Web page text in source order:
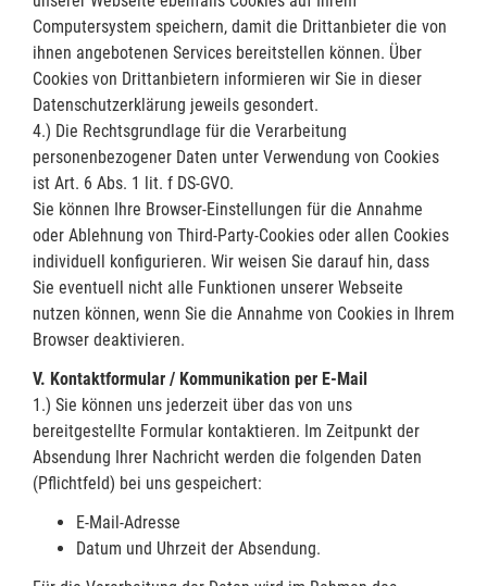
Computersystem speichern, damit die Drittanbieter die von
ihnen angebotenen Services bereitstellen können. Über
Cookies von Drittanbietern informieren wir Sie in dieser
Datenschutzerklärung jeweils gesondert.
4.) Die Rechtsgrundlage für die Verarbeitung
personenbezogener Daten unter Verwendung von Cookies
ist Art. 6 Abs. 1 lit. f DS-GVO.
Sie können Ihre Browser-Einstellungen für die Annahme
oder Ablehnung von Third-Party-Cookies oder allen Cookies
individuell konfigurieren. Wir weisen Sie darauf hin, dass
Sie eventuell nicht alle Funktionen unserer Webseite
nutzen können, wenn Sie die Annahme von Cookies in Ihrem
Browser deaktivieren.
V. Kontaktformular / Kommunikation per E-Mail
1.) Sie können uns jederzeit über das von uns
bereitgestellte Formular kontaktieren. Im Zeitpunkt der
Absendung Ihrer Nachricht werden die folgenden Daten
(Pflichtfeld) bei uns gespeichert:
E-Mail-Adresse
Datum und Uhrzeit der Absendung.